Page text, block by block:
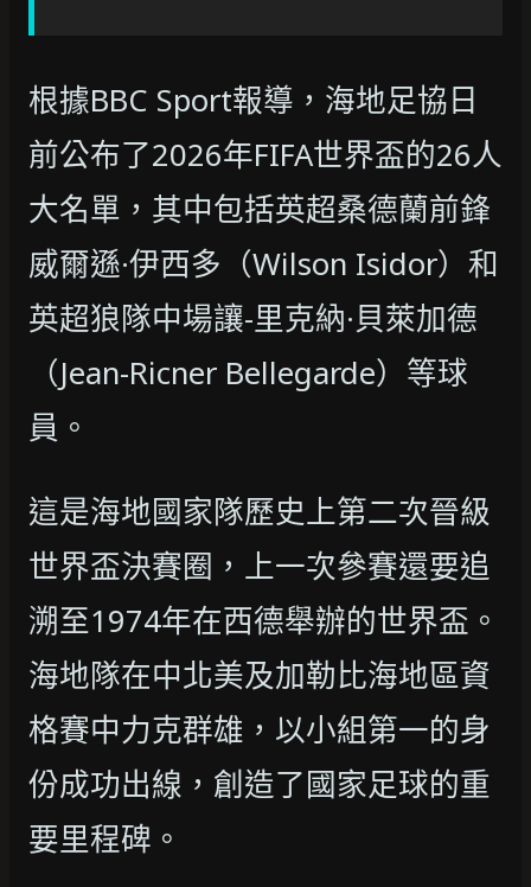
根據BBC Sport報導，海地足協日
前公布了2026年FIFA世界盃的26人
大名單，其中包括英超桑德蘭前鋒
威爾遜·伊西多（Wilson Isidor）和
英超狼隊中場讓-里克納·貝萊加德
（Jean-Ricner Bellegarde）等球
員。
這是海地國家隊歷史上第二次晉級
世界盃決賽圈，上一次參賽還要追
溯至1974年在西德舉辦的世界盃。
海地隊在中北美及加勒比海地區資
格賽中力克群雄，以小組第一的身
份成功出線，創造了國家足球的重
要里程碑。